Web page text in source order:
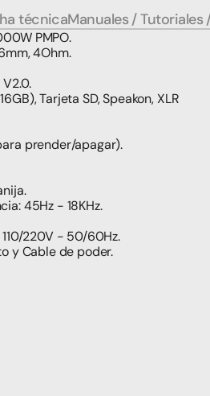
técnicaManuales / Tutoriales
PMPO.
4Ohm.
Tarjeta SD, Speakon, XLR
prender/apagar).
45Hz - 18KHz.
220V - 50/60Hz.
y Cable de poder.